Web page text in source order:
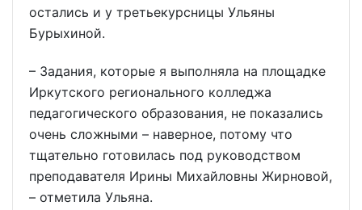
остались и у третьекурсницы Ульяны
Бурыхиной.
– Задания, которые я выполняла на площадке
Иркутского регионального колледжа
педагогического образования, не показались
очень сложными – наверное, потому что
тщательно готовилась под руководством
преподавателя Ирины Михайловны Жирновой,
– отметила Ульяна.